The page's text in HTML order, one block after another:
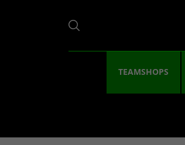
TEAMSHOPS